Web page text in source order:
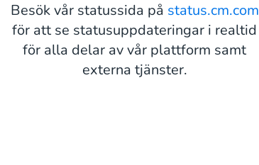
Besök vår statussida på status.cm.com
för att se statusuppdateringar i realtid
för alla delar av vår plattform samt
externa tjänster.